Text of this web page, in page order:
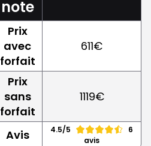
note
Prix
avec
forfait
611€
Prix
sans
forfait
1119€
Avis 4.5/5
6
avis